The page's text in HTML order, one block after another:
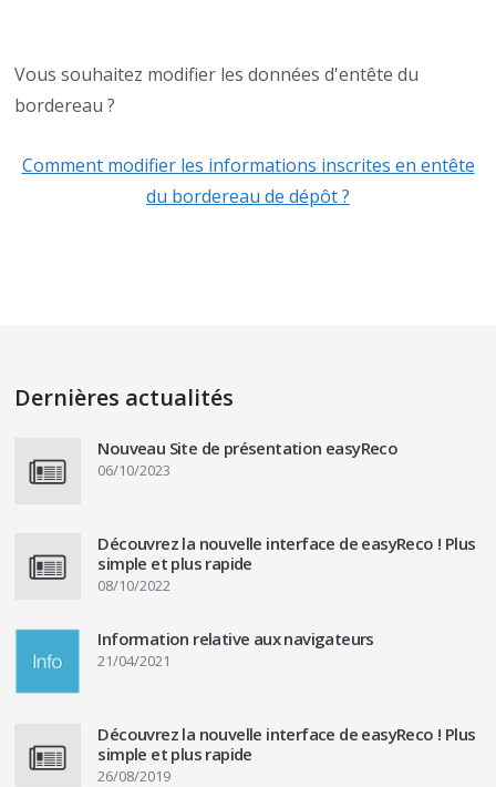
Vous souhaitez modifier les données d'entête du
bordereau ?
Comment modifier les informations inscrites en entête
du bordereau de dépôt ?
Dernières actualités
Nouveau Site de présentation easyReco
06/10/2023
Découvrez la nouvelle interface de easyReco ! Plus
simple et plus rapide
08/10/2022
Information relative aux navigateurs
21/04/2021
Découvrez la nouvelle interface de easyReco ! Plus
simple et plus rapide
26/08/2019